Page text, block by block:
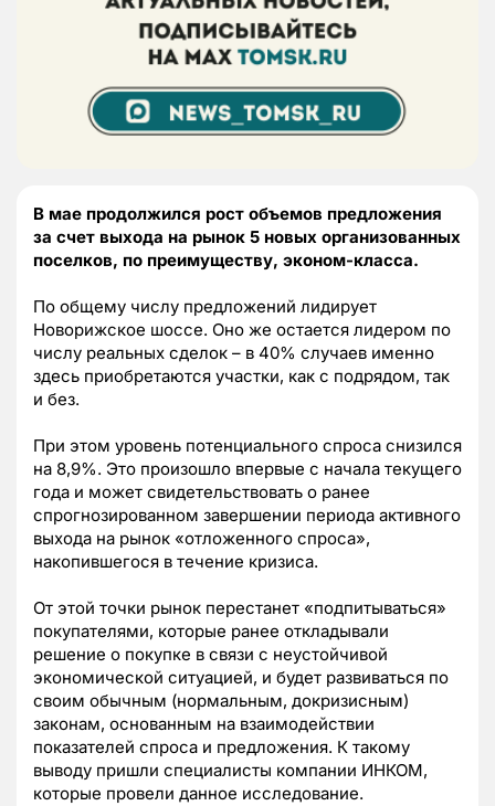
В мае продолжился рост объемов предложения
за счет выхода на рынок 5 новых организованных
поселков, по преимуществу, эконом-класса.
По общему числу предложений лидирует
Новорижское шоссе. Оно же остается лидером по
числу реальных сделок – в 40% случаев именно
здесь приобретаются участки, как с подрядом, так
и без.
При этом уровень потенциального спроса снизился
на 8,9%. Это произошло впервые с начала текущего
года и может свидетельствовать о ранее
спрогнозированном завершении периода активного
выхода на рынок «отложенного спроса»,
накопившегося в течение кризиса.
От этой точки рынок перестанет «подпитываться»
покупателями, которые ранее откладывали
решение о покупке в связи с неустойчивой
экономической ситуацией, и будет развиваться по
своим обычным (нормальным, докризисным)
законам, основанным на взаимодействии
показателей спроса и предложения. К такому
выводу пришли специалисты компании ИНКОМ,
которые провели данное исследование.